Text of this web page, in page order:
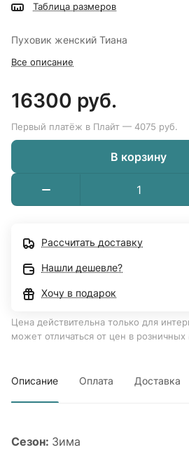
Таблица размеров
Пуховик женский Тиана
Все описание
16300 руб.
Первый платёж в Плайт — 4075 руб.
В корзину
Рассчитать доставку
Нашли дешевле?
Хочу в подарок
Цена действительна только для
может отличаться от цен в розничных
Описание Оплата Доставка
Сезон: Зима